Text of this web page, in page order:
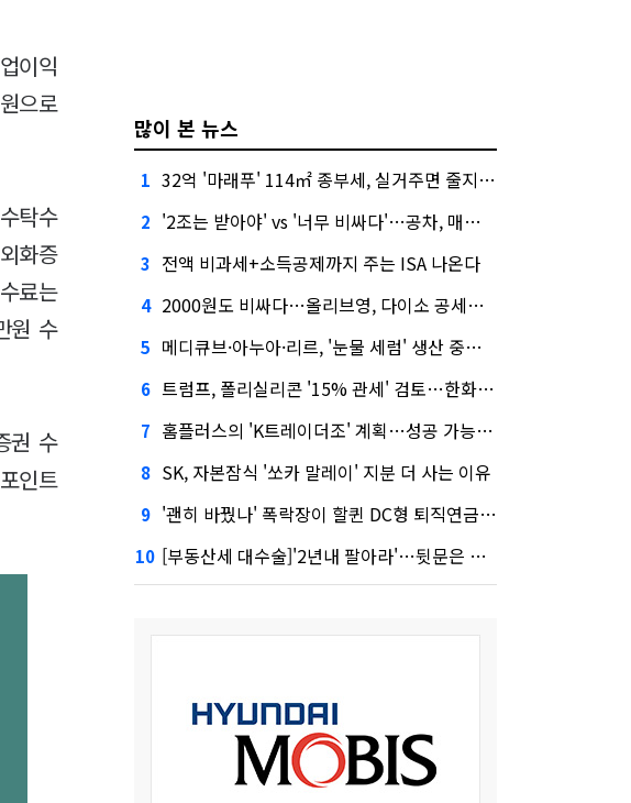
이익
으로
탁수
화증
료는
원 수
권 수
인트
많이 본 뉴스
1 32억 '마래푸' 114㎡ 종부세, 실거주면 줄지만 안 살면 2.5배
2 '2조는 받아야' vs '너무 비싸다'…공차, 매각 성공할까
3 전액 비과세+소득공제까지 주는 ISA 나온다
4 2000원도 비싸다…올리브영, 다이소 공세에 '가성비'로 맞불
5 메디큐브·아누아·리르, '눈물 세럼' 생산 중단한다
6 트럼프, 폴리실리콘 '15% 관세' 검토…한화큐셀·OCI 영향은?
7 홈플러스의 'K트레이더조' 계획…성공 가능성은 '글쎄'
8 SK, 자본잠식 '쏘카 말레이' 지분 더 사는 이유
9 '괜히 바꿨나' 폭락장이 할퀸 DC형 퇴직연금…전문가 조언은
10 [부동산세 대수술]'2년내 팔아라'…뒷문은 열었다